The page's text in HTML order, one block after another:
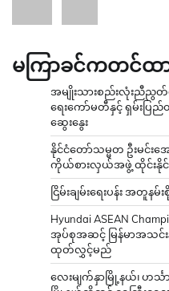
မကြာခင်ကတင်ထ
အမျိုးသားစည်းလုံးညီညွတ်ရ
ရေးကော်မတီနှင့် ရှမ်းပြ
ဆွေးနွေး
နိုင်ငံတော်သမ္မတ ဦးမင်း
ကိုယ်စားလှယ်အဖွဲ့ ထိုင်းနိုင်
ငြိမ်းချမ်းရေးပန်း အတူနမ်း
Hyundai ASEAN
အုပ်စုအဆင့် မြန်မာအသင်
ထုတ်လွှင့်မည်
လေးမျက်နှာမြို့နယ်၊ ဟင်္